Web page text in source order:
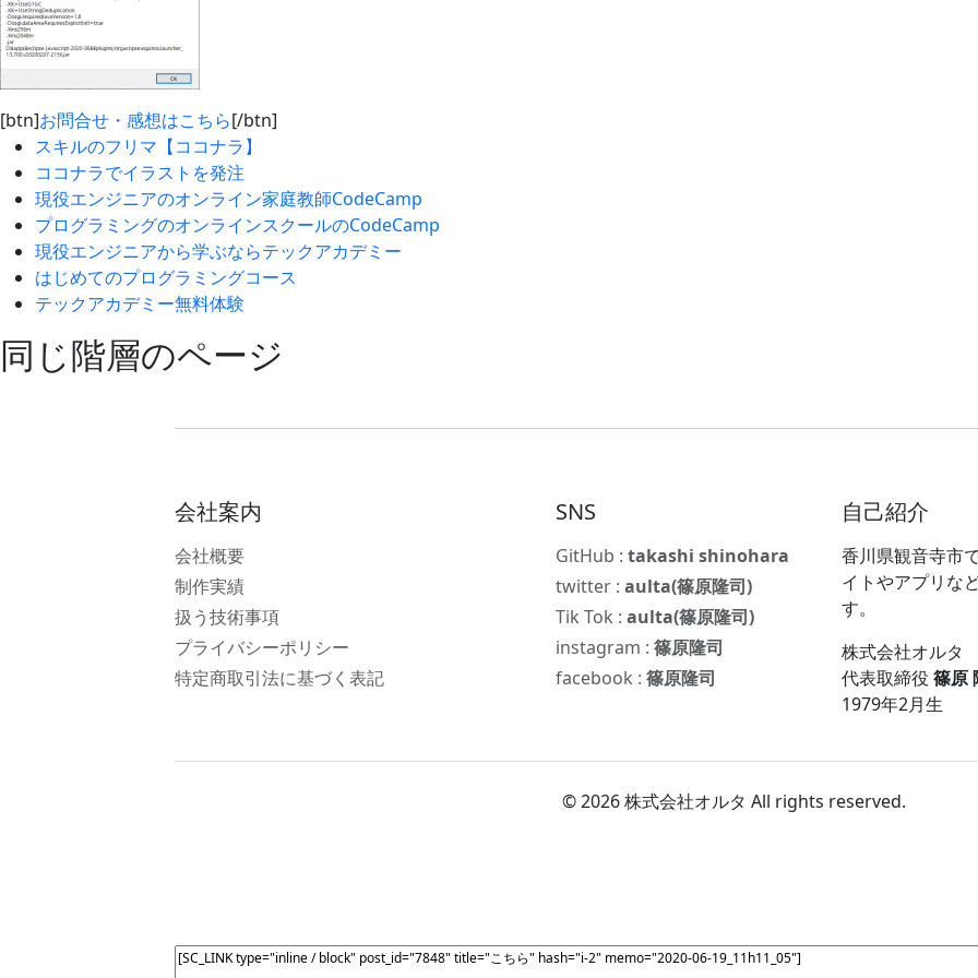
[btn]お問合せ・感想はこちら[/btn]
スキルのフリマ【ココナラ】
ココナラでイラストを発注
現役エンジニアのオンライン家庭教師CodeCamp
プログラミングのオンラインスクールのCodeCamp
現役エンジニアから学ぶならテックアカデミー
はじめてのプログラミングコース
テックアカデミー無料体験
同じ階層のページ
会社案内
会社概要
制作実績
扱う技術事項
プライバシーポリシー
特定商取引法に基づく表記
SNS
GitHub :takashi shinohara
twitter :aulta(篠原隆司)
Tik Tok :aulta(篠原隆司)
instagram :篠原隆司
facebook :篠原隆司
自己紹介
香川県観音寺市
イトやアプリな
す。
株式会社オルタ
代表取締役篠原
1979年2月生
© 2026 株式会社オルタ All rights reserved.